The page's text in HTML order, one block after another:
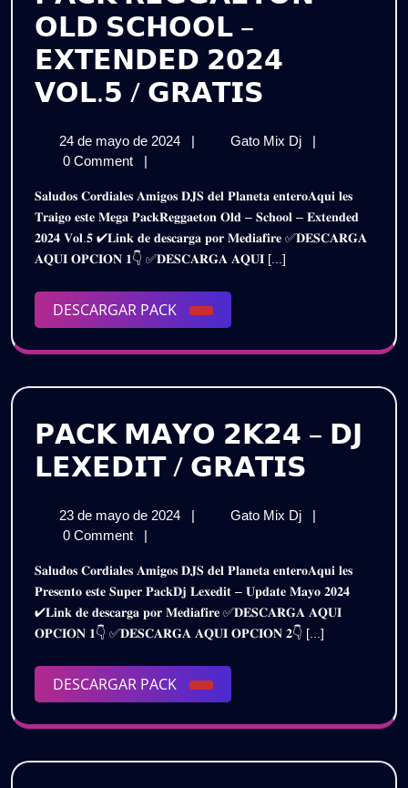
𝗢𝗟𝗗 𝗦𝗖𝗛𝗢𝗢𝗟 –
𝗘𝗫𝗧𝗘𝗡𝗗𝗘𝗗 𝟮𝟬𝟮𝟰
𝗩𝗢𝗟.𝟱 / 𝗚𝗥𝗔𝗧𝗜𝗦
𝗢𝗟𝗗
𝗦𝗖𝗛𝗢𝗢𝗟
–
/
𝗚𝗥𝗔𝗧𝗜𝗦
24 de mayo de 2024
24
de
2024
| Gato Mix Dj
𝗣𝗔𝗖𝗞
𝗦𝗖𝗛𝗢𝗢𝗟
–
𝗘𝗫𝗧𝗘𝗡𝗗𝗘𝗗
|
0 Comment
|
𝐒𝐚𝐥𝐮𝐝𝐨𝐬 𝐂𝐨𝐫𝐝𝐢𝐚𝐥𝐞𝐬 𝐀𝐦𝐢𝐠𝐨𝐬 𝐃𝐉𝐒 𝐝𝐞𝐥 𝐏𝐥𝐚𝐧𝐞𝐭𝐚 𝐞𝐧𝐭𝐞𝐫𝐨𝐀𝐪𝐮𝐢 𝐥𝐞𝐬
𝐓𝐫𝐚𝐢𝐠𝐨 𝐞𝐬𝐭𝐞 𝐌𝐞𝐠𝐚 𝐏𝐚𝐜𝐤𝐑𝐞𝐠𝐠𝐚𝐞𝐭𝐨𝐧 𝐎𝐥𝐝 – 𝐒𝐜𝐡𝐨𝐨𝐥 – 𝐄𝐱𝐭𝐞𝐧𝐝𝐞𝐝
𝟐𝟎𝟐𝟒 𝐕𝐨𝐥.𝟓 ✔𝐋𝐢𝐧𝐤 𝐝𝐞 𝐝𝐞𝐬𝐜𝐚𝐫𝐠𝐚 𝐩𝐨𝐫 𝐌𝐞𝐝𝐢𝐚𝐟𝐢𝐫𝐞 ✅𝐃𝐄𝐒𝐂𝐀𝐑𝐆𝐀
𝐀𝐐𝐔𝐈 𝐎𝐏𝐂𝐈𝐎𝐍 𝟏👇 ✅𝐃𝐄𝐒𝐂𝐀𝐑𝐆𝐀 𝐀𝐐𝐔𝐈 [...]
DESCARGAR PACK
DESCARGAR
PACK
𝗣𝗔𝗖𝗞 𝗠𝗔𝗬𝗢 𝟮𝗞𝟮𝟰 – 𝗗𝗝
𝗟𝗘𝗫𝗘𝗗𝗜𝗧 / 𝗚𝗥𝗔𝗧𝗜𝗦
𝟮𝗞𝟮𝟰
–
𝗗𝗝
23 de mayo de 2024
23
de
2024
| Gato Mix Dj
𝗣𝗔𝗖𝗞
–
𝗗𝗝
𝗟𝗘𝗫𝗘𝗗𝗜𝗧
|
0 Comment
|
𝐒𝐚𝐥𝐮𝐝𝐨𝐬 𝐂𝐨𝐫𝐝𝐢𝐚𝐥𝐞𝐬 𝐀𝐦𝐢𝐠𝐨𝐬 𝐃𝐉𝐒 𝐝𝐞𝐥 𝐏𝐥𝐚𝐧𝐞𝐭𝐚 𝐞𝐧𝐭𝐞𝐫𝐨𝐀𝐪𝐮𝐢 𝐥𝐞𝐬
𝐏𝐫𝐞𝐬𝐞𝐧𝐭𝐨 𝐞𝐬𝐭𝐞 𝐒𝐮𝐩𝐞𝐫 𝐏𝐚𝐜𝐤𝐃𝐣 𝐋𝐞𝐱𝐞𝐝𝐢𝐭 – 𝐔𝐩𝐝𝐚𝐭𝐞 𝐌𝐚𝐲𝐨 𝟐𝟎𝟐𝟒
✔𝐋𝐢𝐧𝐤 𝐝𝐞 𝐝𝐞𝐬𝐜𝐚𝐫𝐠𝐚 𝐩𝐨𝐫 𝐌𝐞𝐝𝐢𝐚𝐟𝐢𝐫𝐞 ✅𝐃𝐄𝐒𝐂𝐀𝐑𝐆𝐀 𝐀𝐐𝐔𝐈
𝐎𝐏𝐂𝐈𝐎𝐍 𝟏👇 ✅𝐃𝐄𝐒𝐂𝐀𝐑𝐆𝐀 𝐀𝐐𝐔𝐈 𝐎𝐏𝐂𝐈𝐎𝐍 𝟐👇 [...]
DESCARGAR PACK
DESCARGAR
PACK